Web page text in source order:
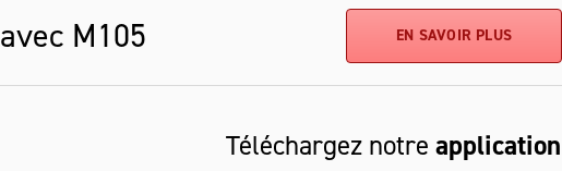
avec M105 EN SAVOIR PLUS
Téléchargez notre application